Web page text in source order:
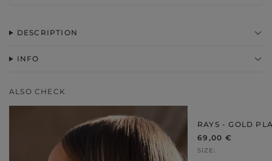
DESCRIPTION
INFO
ALSO CHECK
RAYS - GOLD
69,00 €
SIZE